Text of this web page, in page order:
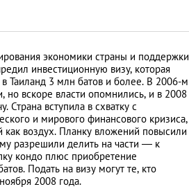
экономики страны и поддержки
инвестиционную визу, которая
Таиланд 3 млн батов и более. В 2006-м
но вскоре власти опомнились, и в 2008
Страна вступила в схватку с
и мирового финансового кризиса,
воздух. Планку вложений повысили
разрешили делить на части — к
кондо плюс приобретение
Подать на визу могут те, кто
2008 года.